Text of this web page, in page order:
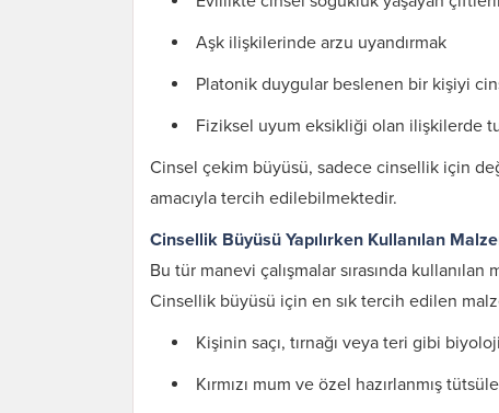
Aşk ilişkilerinde arzu uyandırmak
Platonik duygular beslenen bir kişiyi
Fiziksel uyum eksikliği olan ilişkilerde
Cinsel çekim büyüsü, sadece cinsellik için
amacıyla tercih edilebilmektedir.
Cinsellik Büyüsü Yapılırken Kullanılan
Bu tür manevi çalışmalar sırasında
Cinsellik büyüsü için en sık tercih edilen
Kişinin saçı, tırnağı veya teri gibi
Kırmızı mum ve özel hazırlanmış